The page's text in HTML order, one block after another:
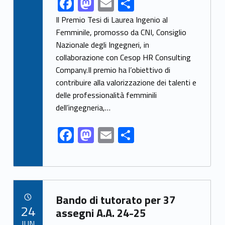
ac
e
b
o
o
k
as
to
d
o
n
m
ai
l
o
n
di
vi
di
Il Premio Tesi di Laurea Ingenio al
Femminile, promosso da CNI, Consiglio
Nazionale degli Ingegneri, in
collaborazione con Cesop HR Consulting
Company.Il premio ha l’obiettivo di
contribuire alla valorizzazione dei talenti e
delle professionalità femminili
dell’ingegneria,…
F
ac
e
b
o
o
M
as
to
d
o
n
E
m
ai
l
C
n
di
vi
di
Link identifier archive #link-archive-84719
Bando di tutorato per 37
assegni A.A. 24-25
24